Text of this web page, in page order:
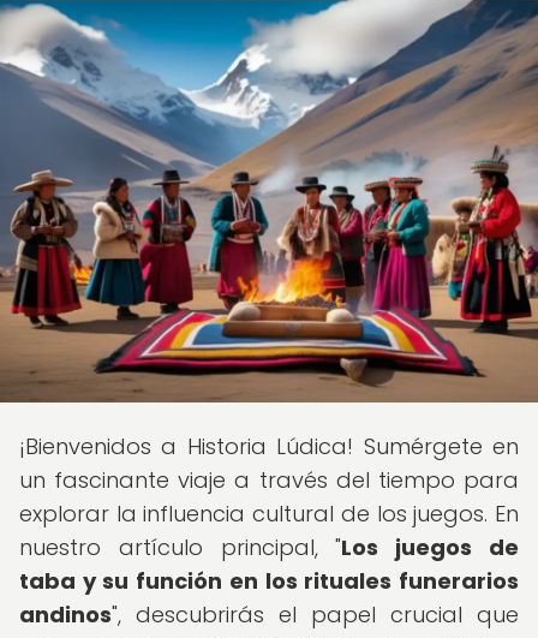
¡Bienvenidos a Historia Lúdica! Sumérgete en
un fascinante viaje a través del tiempo para
explorar la influencia cultural de los juegos. En
nuestro artículo principal, "Los juegos de
taba y su función en los rituales funerarios
andinos", descubrirás el papel crucial que